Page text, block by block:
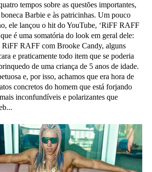
tempos sobre as questões importantes,
Barbie e às patricinhas. Um pouco
ele lançou o hit do YouTube, ‘RiFF RAFF
é uma somatória do look em geral dele:
RiFF RAFF com Brooke Candy, alguns
e praticamente todo item que se poderia
de uma criança de 5 anos de idade.
e, por isso, achamos que era hora de
concretos do homem que está forjando
inconfundíveis e polarizantes que